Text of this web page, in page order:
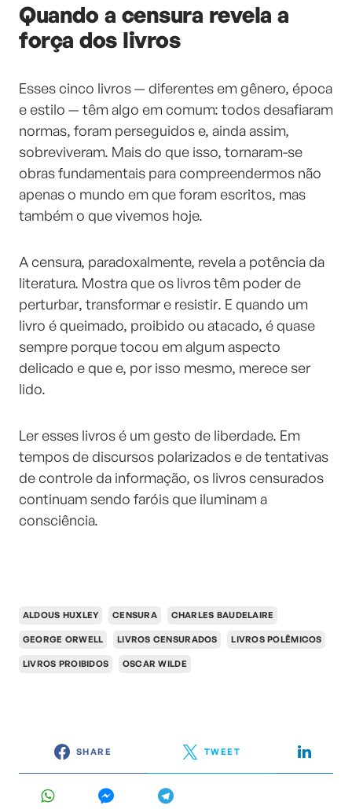
Quando a censura revela a
força dos livros
Esses cinco livros — diferentes em gênero, época
e estilo — têm algo em comum: todos desafiaram
normas, foram perseguidos e, ainda assim,
sobreviveram. Mais do que isso, tornaram-se
obras fundamentais para compreendermos não
apenas o mundo em que foram escritos, mas
também o que vivemos hoje.
A censura, paradoxalmente, revela a potência da
literatura. Mostra que os livros têm poder de
perturbar, transformar e resistir. E quando um
livro é queimado, proibido ou atacado, é quase
sempre porque tocou em algum aspecto
delicado e que e, por isso mesmo, merece ser
lido.
Ler esses livros é um gesto de liberdade. Em
tempos de discursos polarizados e de tentativas
de controle da informação, os livros censurados
continuam sendo faróis que iluminam a
consciência.
ALDOUS HUXLEY CENSURA CHARLES BAUDELAIRE
GEORGE ORWELL LIVROS CENSURADOS LIVROS POLÊMICOS
LIVROS PROIBIDOS OSCAR WILDE
SHARE TWEET